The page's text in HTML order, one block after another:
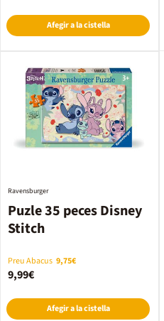
Afegir a la cistella
Puzle 35 peces Disney
Stitch
Ravensburger
Preu Abacus 9,75€
9,99€
Afegir a la cistella